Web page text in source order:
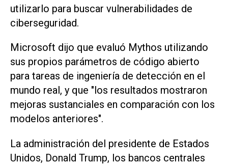
utilizarlo para buscar vulnerabilidades de
ciberseguridad.
Microsoft dijo que evaluó Mythos utilizando
sus propios parámetros de código ‌abierto
para tareas de ingeniería de detección en el
mundo real, y que "los resultados mostraron
mejoras sustanciales en comparación con los
modelos anteriores".
La administración del presidente de Estados
‌Unidos, Donald Trump, los bancos centrales